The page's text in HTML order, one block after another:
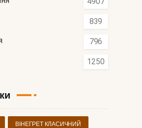
839
796
1250
ВІНЕГРЕТ КЛАСИЧНИЙ